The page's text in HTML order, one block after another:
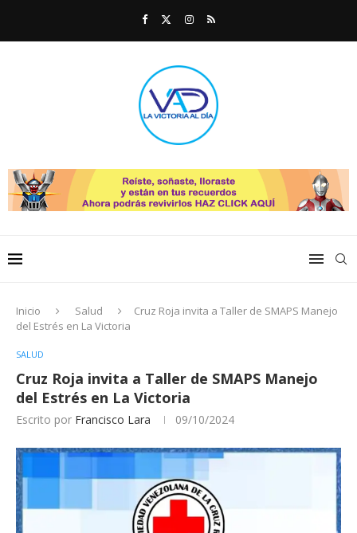
Inicio Salud
Cruz Roja invita a Taller de SMAPS Manejo
del Estrés en La Victoria
SALUD
Cruz Roja invita a Taller de SMAPS Manejo
del Estrés en La Victoria
Escrito por Francisco Lara 09/10/2024